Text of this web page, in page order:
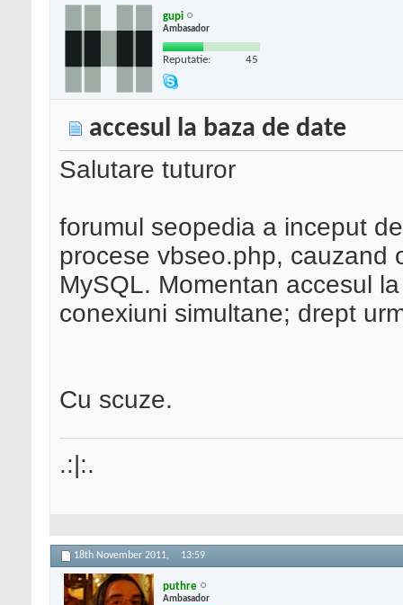
gupi
Ambasador
Reputatie: 45
accesul la baza de date
Salutare tuturor
forumul seopedia a inceput
procese vbseo.php, cauzand
MySQL. Momentan accesul
conexiuni simultane; drept
Cu scuze.
.:|:.
18th November 2011, 13:59
puthre
Ambasador